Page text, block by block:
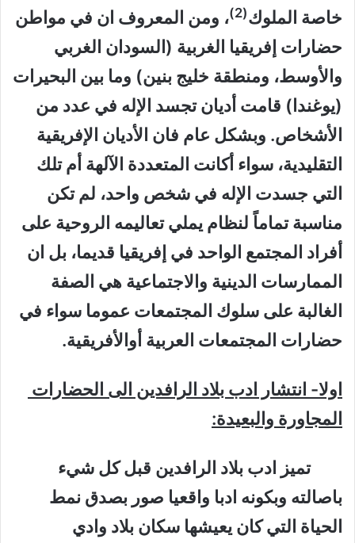
خاصة الملوك(2)
، ومن المعروف ان في مواطن
حضارات إفريقيا الغربية (السودان الغربي
والأوسط، ومنطقة خليج بنين) وما بين البحيرات
(يوغندا) قامت أديان تجسد الإله في عدد من
الأشخاص. وبشكل عام فان الأديان الإفريقية
التقليدية، سواء أكانت المتعددة الآلهة أم تلك
التي جسدت الإله في شخص واحد، لم تكن
مناسبة تماماً لنظام يملي تعاليمه الروحية على
أفراد المجتمع الواحد في إفريقيا قديما، بل ان
الممارسات الدينية والاجتماعية هي الصفة
الغالبة على سلوك المجتمعات عموما سواء في
حضارات المجتمعات العربية أوالأفريقية.
اولا- انتشار ادب بلاد الرافدين الى الحضارات
المجاورة والبعيدة:
تميز ادب بلاد الرافدين قبل كل شيء
باصالته وبكونه ادبا واقعيا صور بصدق نمط
الحياة التي كان يعيشها سكان بلاد وادي